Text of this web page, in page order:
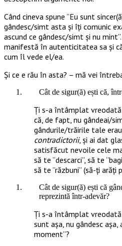
Când cineva spune ”Eu sunt
gândesc/simt asta și îți comunic
ascund ce gândesc/simt și nu
manifestă în autenticitatea sa și
cum îl vede el/ea.
Și ce e rău în asta? – mă vei
Cât de sigur(ă) ești că,
Ți s-a întâmplat vreodată
că, de fapt, nu gândeai/
gândurile/trăirile tale erau
contradictorii, și ai dat
satisfăcut nevoile cele
să te ”descarci”, să te
să te ”răzbuni” (să-ți arăți
Cât de sigur(ă) ești că
reprezintă într-adevăr?
Ți s-a întâmplat vreodată
sunt așa, nu gândesc
moment”?